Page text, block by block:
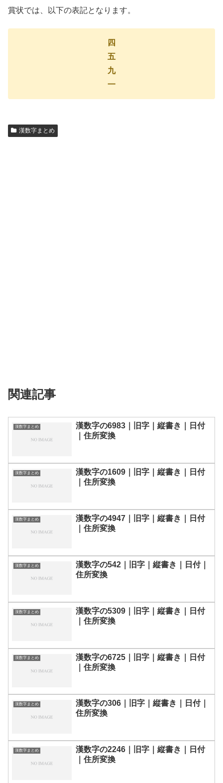
賞状では、以下の表記となります。
四
五
九
一
漢数字まとめ
関連記事
漢数字まとめ
漢数字の6983｜旧字｜縦書き｜日付
｜住所変換
漢数字まとめ
漢数字の1609｜旧字｜縦書き｜日付
｜住所変換
漢数字まとめ
漢数字の4947｜旧字｜縦書き｜日付
｜住所変換
漢数字まとめ
漢数字の542｜旧字｜縦書き｜日付｜
住所変換
漢数字まとめ
漢数字の5309｜旧字｜縦書き｜日付
｜住所変換
漢数字まとめ
漢数字の6725｜旧字｜縦書き｜日付
｜住所変換
漢数字まとめ
漢数字の306｜旧字｜縦書き｜日付｜
住所変換
漢数字まとめ
漢数字の2246｜旧字｜縦書き｜日付
｜住所変換